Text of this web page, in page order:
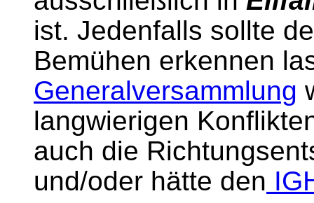
ist. Jedenfalls sollte
Bemühen erkennen
Generalversammlung
langwierigen
auch die
und/oder hätte den